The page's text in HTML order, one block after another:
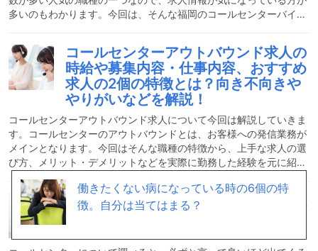
多いのもわかります。今回は、そんな福岡のコールセンターバイト
ついても解説します。求人を上手に選んで人気な企業で働いてみま
しょう。コールセンターの仕事はどんな仕事？オペレーターの仕事
は、架電（アウトバウンド）と受電（インバウンド）の大きく二つ
に分かれます。アウトバウンドのお仕事は、お客様に商品やサービ
スのご案内を行うものです。インバウンドのお仕事は、お客様から
コールセンターアウトバウンド求人の
時給や募集内容・仕事内容、おすすめ
求人の2個の特徴とは？向き不向きや
やりがいなどを解説！
コールセンターアウトバウンド求人について今回は解説していきま
す。コールセンターのアウトバウンドとは、お客様への発信業務が
メインとなります。今回はそんな職種の特徴から、上手な求人の選
び方、メリット・デメリットなどを実際に勤務した経験を元に紹介
事をしっかりとご一読いただき、参考にしていただけますと幸いで
す。コールセンターは稼げるので、高時給なバイトを探している方
も必見です！コールセンターアウトバウンドはどんな仕事？コール
センターと一口に言っても、実は二種類あるのをご存知でしょう
か？大きく分けて、インバウンドとアウトバウンドと呼ばれる二種
コールセンターの仕事がブラックと感
じた瞬間とやりがいを感じた瞬間。両
働きたくない病になっている時の6個の特
徴。自分は当てはまる？